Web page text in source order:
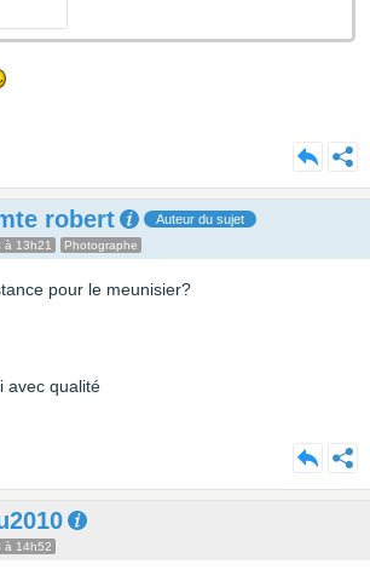
robert Auteur du sujet
à 13h21 Photographe
pour le meunisier?
avec qualité
à 14h52